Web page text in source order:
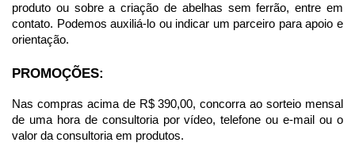
produto ou sobre a criação de abelhas sem ferrão, entre em
contato. Podemos auxiliá-lo ou indicar um parceiro para apoio e
orientação.
PROMOÇÕES:
Nas compras acima de R$ 390,00, concorra ao sorteio mensal
de uma hora de consultoria por vídeo, telefone ou e-mail ou o
valor da consultoria em produtos.